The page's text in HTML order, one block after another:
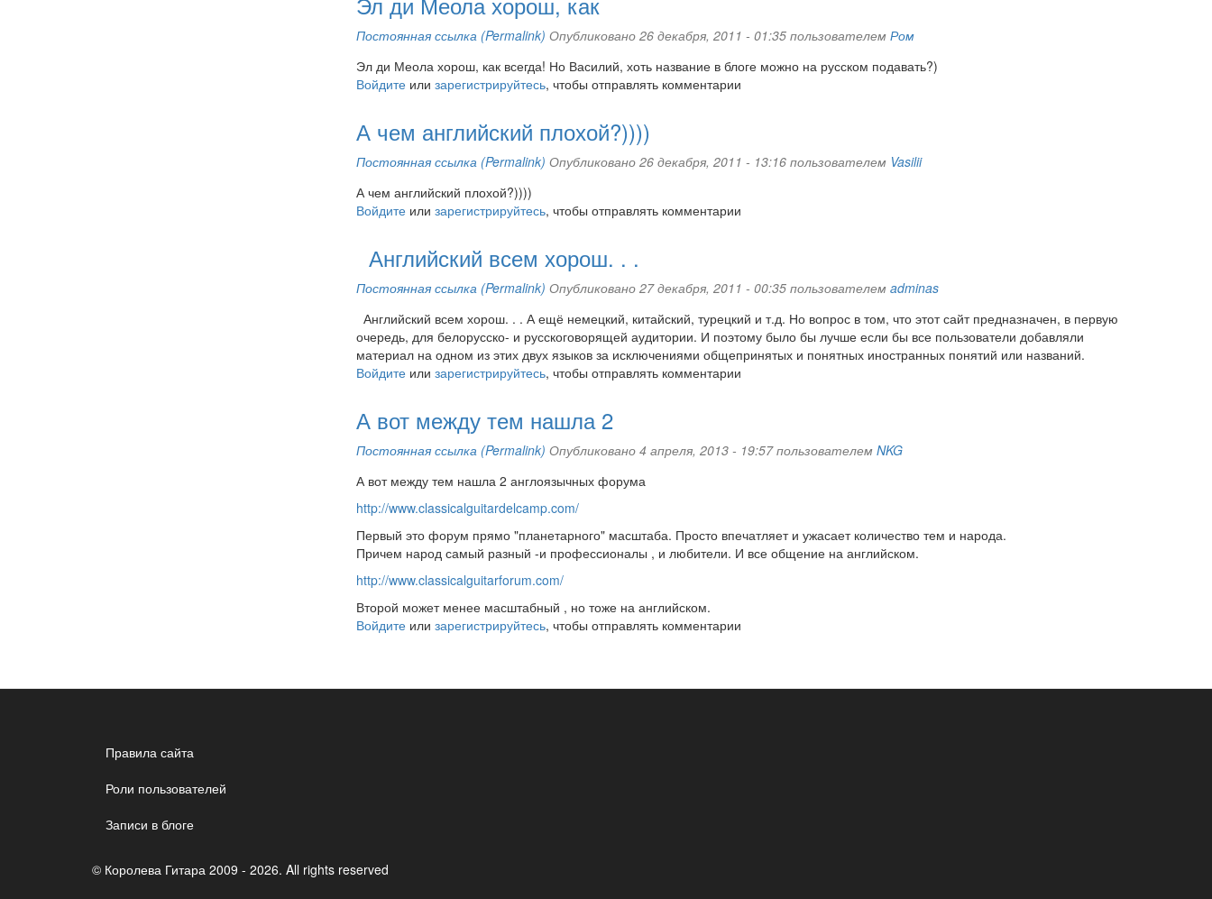
Постоянная ссылка (Permalink) Опубликовано 26 декабря, 2011 - 01:35 пользователем Ром
Эл ди Меола хорош, как всегда! Но Василий, хоть название в блоге можно на русском подавать?)
Войдитеили зарегистрируйтесь, чтобы отправлять комментарии
А чем английский плохой?))))
Постоянная ссылка (Permalink) Опубликовано 26 декабря, 2011 - 13:16 пользователем Vasilii
А чем английский плохой?))))
Войдитеили зарегистрируйтесь, чтобы отправлять комментарии
Английский всем хорош. . .
Постоянная ссылка (Permalink) Опубликовано 27 декабря, 2011 - 00:35 пользователем adminas
Английский всем хорош. . . А ещё немецкий, китайский, турецкий и т.д. Но вопрос в том, что этот сайт предназначен, в первую
очередь, для белорусско- и русскоговорящей аудитории. И поэтому было бы лучше если бы все пользователи добавляли
материал на одном из этих двух языков за исключениями общепринятых и понятных иностранных понятий или названий.
Войдитеили зарегистрируйтесь, чтобы отправлять комментарии
А вот между тем нашла 2
Постоянная ссылка (Permalink) Опубликовано 4 апреля, 2013 - 19:57 пользователем NKG
А вот между тем нашла 2 англоязычных форума
http://www.classicalguitardelcamp.com/
Первый это форум прямо "планетарного" масштаба. Просто впечатляет и ужасает количество тем и народа.
Причем народ самый разный -и профессионалы , и любители. И все общение на английском.
http://www.classicalguitarforum.com/
Второй может менее масштабный , но тоже на английском.
Войдитеили зарегистрируйтесь, чтобы отправлять комментарии
Правила сайта
Роли пользователей
Записи в блоге
© Королева Гитара 2009 - 2026. All rights reserved